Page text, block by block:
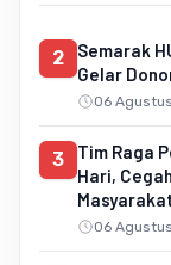
2
Semarak
Gelar
06
3
Tim Raga
Hari,
06